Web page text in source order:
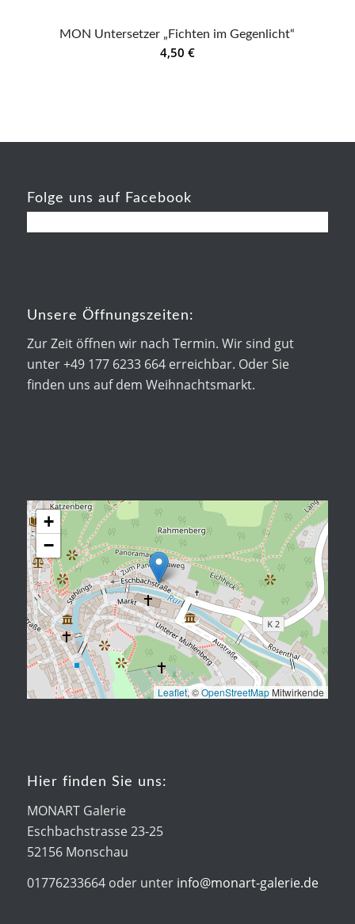
MON Untersetzer „Fichten im Gegenlicht“
4,50 €
Folge uns auf Facebook
Unsere Öffnungszeiten:
Zur Zeit öffnen wir nach Termin. Wir sind gut
unter +49 177 6233 664 erreichbar. Oder Sie
finden uns auf dem Weihnachtsmarkt.
+
−
Leaflet, ©OpenStreetMap Mitwirkende
Hier finden Sie uns:
MONART Galerie
Eschbachstrasse 23-25
52156 Monschau
01776233664 oder unter info@monart-galerie.de